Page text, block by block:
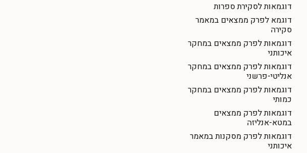
דוגמאות לסקירת ספרות
דוגמא לפרק ממצאים במאמר
סקירה
דוגמאות לפרק ממצאים במחקר
איכותני
דוגמאות לפרק ממצאים במחקר
אנליטי-פרשני
דוגמאות לפרק ממצאים במחקר
כמותי
דוגמאות לפרק ממצאים
במטא-אנליזה
דוגמאות לפרק מסקנות במאמר
איכותני